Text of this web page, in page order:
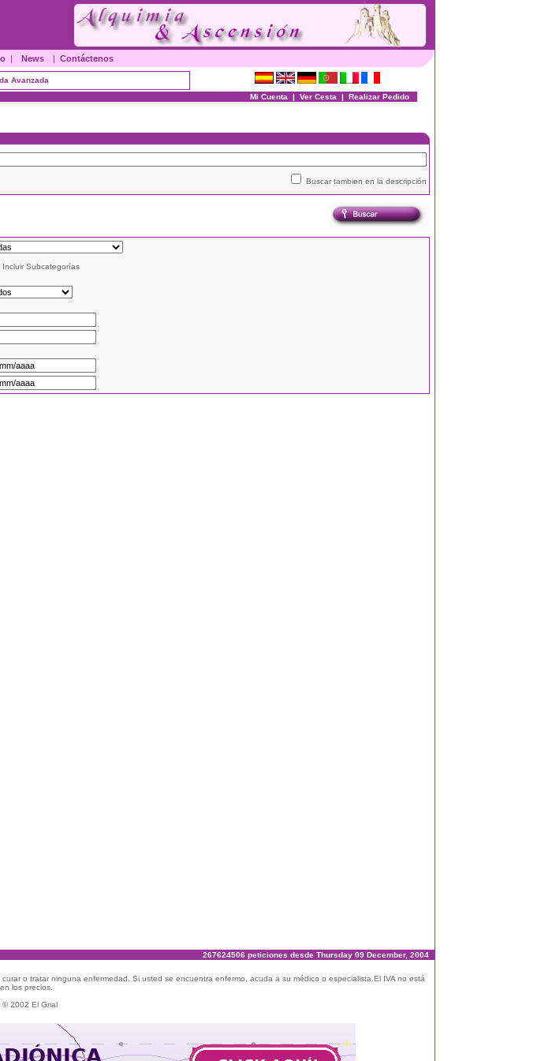
| News | Contáctenos
Avanzada
Mi Cuenta | Ver Cesta | Realizar Pedido
Buscar tambien en la descripción
Incluir Subcategorías
267624506 peticiones desde Thursday 09 December, 2004
o tratar ninguna enfermedad. Si usted se encuentra enfermo, acuda a su médico o especialista.El IVA no está
los precios.
© 2002 El Grial